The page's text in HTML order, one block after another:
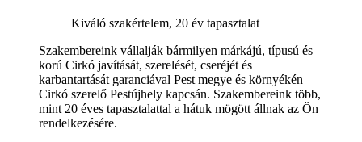
Kiváló szakértelem, 20 év tapasztalat
Szakembereink vállalják bármilyen márkájú, típusú és
korú Cirkó javítását, szerelését, cseréjét és
karbantartását garanciával Pest megye és környékén
Cirkó szerelő Pestújhely kapcsán. Szakembereink több,
mint 20 éves tapasztalattal a hátuk mögött állnak az Ön
rendelkezésére.